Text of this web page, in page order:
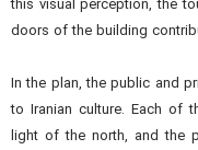
this visual perception, the
doors of the building
In the plan, the public and
to Iranian culture. Each of
light of the north, and the